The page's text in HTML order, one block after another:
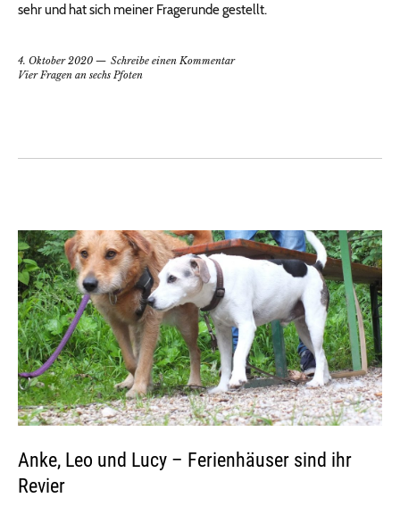
sehr und hat sich meiner Fragerunde gestellt.
4. Oktober 2020
Schreibe einen Kommentar
Vier Fragen an sechs Pfoten
Anke, Leo und Lucy – Ferienhäuser sind ihr
Revier